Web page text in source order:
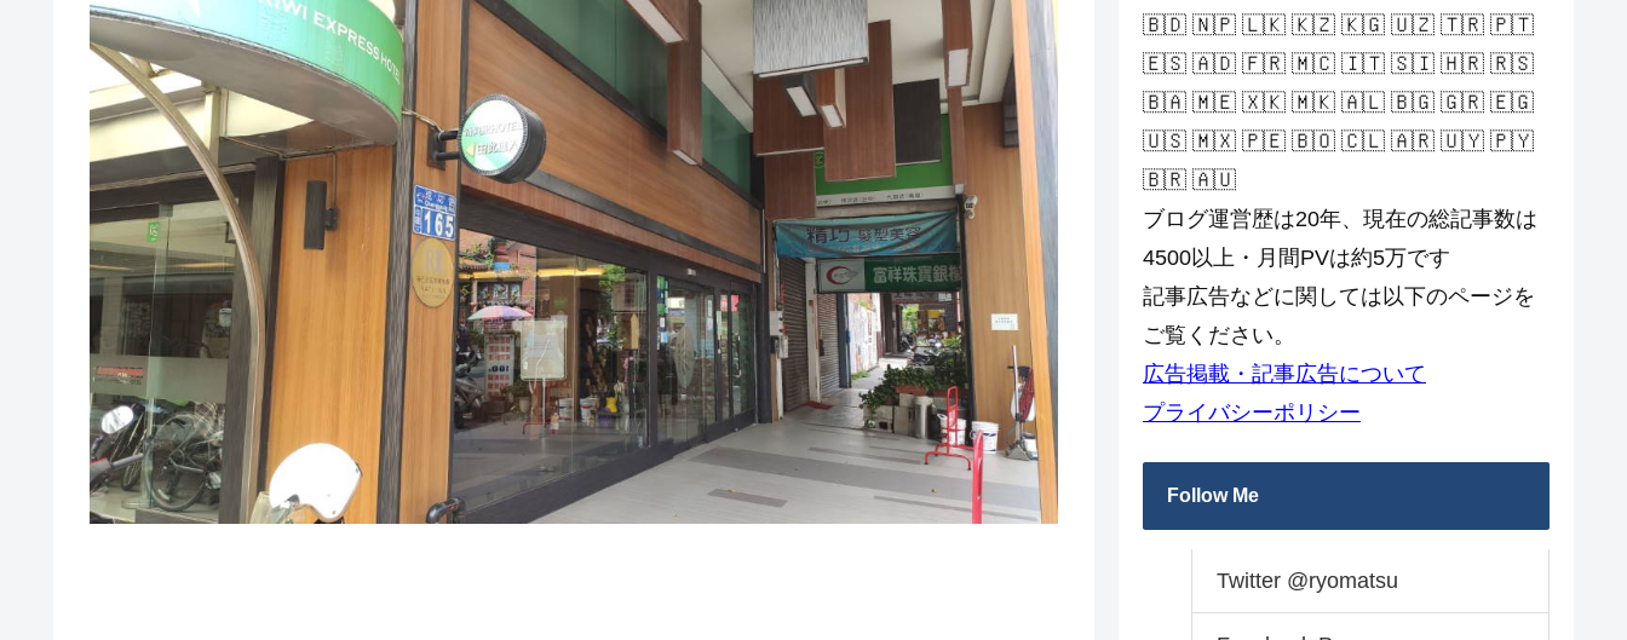
🇧🇩 🇳🇵 🇱🇰 🇰🇿 🇰🇬 🇺🇿 🇹🇷 🇵🇹
🇪🇸 🇦🇩 🇫🇷 🇲🇨 🇮🇹 🇸🇮 🇭🇷 🇷🇸
🇧🇦 🇲🇪 🇽🇰 🇲🇰 🇦🇱 🇧🇬 🇬🇷 🇪🇬
🇺🇸 🇲🇽 🇵🇪 🇧🇴 🇨🇱 🇦🇷 🇺🇾 🇵🇾
🇧🇷 🇦🇺
ブログ運営歴は20年、現在の総記事数は
4500以上・月間PVは約5万です
記事広告などに関しては以下のページを
ご覧ください。
広告掲載・記事広告について
プライバシーポリシー
Follow Me
Twitter @ryomatsu